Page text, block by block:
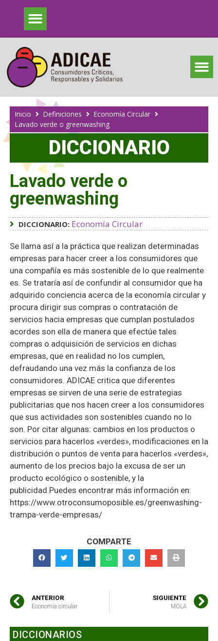
Inicio Definiciones
Economía Circular
Lavado verde o greenwashing
DICCIONARIO
Lavado verde o
greenwashing
DICCIONARIO: Economía Circular
Se llama así a la práctica que realizan determinadas
empresas para hacer creer a los consumidores que
una compañía es más sostenible de lo que realmente
es. Se trataría así de confundir al consumidor que ha
adquirido conciencia acerca de la economía circular y
procura dirigir sus compras o contratación de
servicios hacia empresas que cumplan postulados
acordes son ella de manera que efectúe tales
compras o adquisición de servicios en dichas
empresas, que en realidad no los cumplen,
defraudando una vez más la confianza de los
consumidores. ADICAE critica que diferentes
empresas se sirven de una serie de estrategias
publicitarias que nos hacen creer a los consumidores
que sus actividades son sostenibles cuando no lo
son. Por citar algunas: cambios en los productos o
servicios para hacerlos «verdes», modificaciones en la
distribución o puntos de venta para hacerlos «verdes»,
aumento de los precios bajo la excusa de ser un
producto ecológico o sostenible, y la
publicidad.Puedes encontrar más información en:
https://www.otroconsumoposible.es/greenwashing-
trampa-verde-empresas/
COMPARTE
ANTERIOR
Economía circular
SIGUIENTE
MOLA
DICCIONARIOS